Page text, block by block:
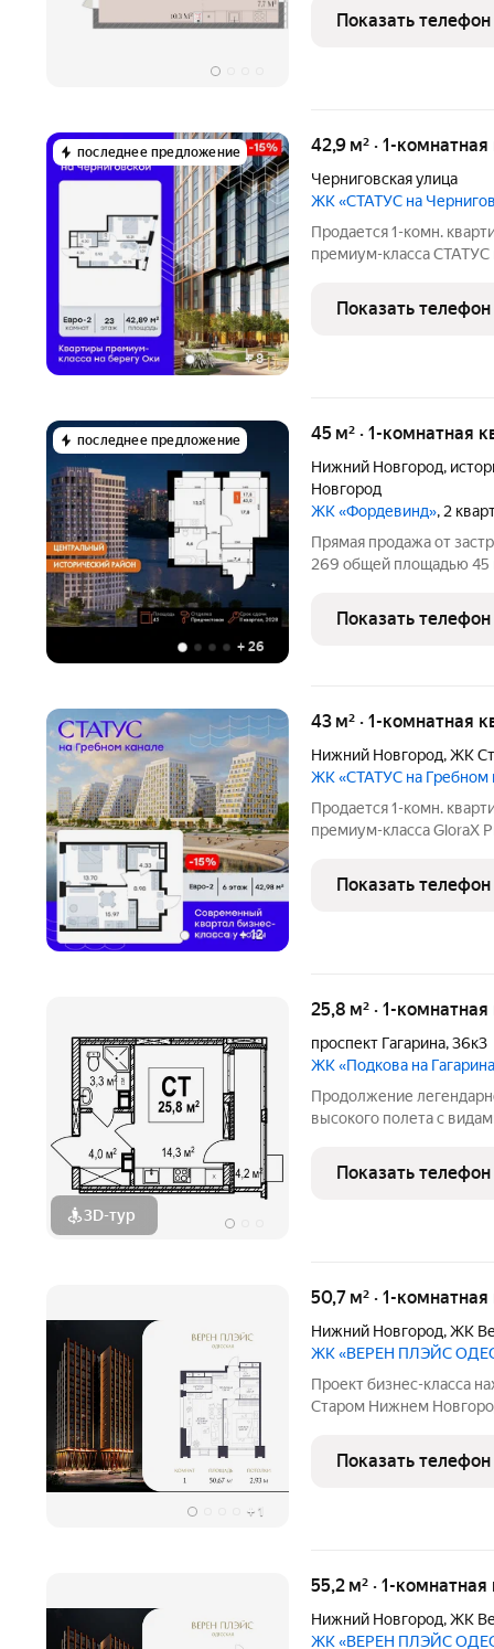
Новгорода, чья история
формирование
Показать телефон
последнее предложение
+8
42,9 м² · 1-
Черниговская улица
ЖК «СТАТУС на
Продается 1-комн.
премиум-класса СТАТУС
и 16,68 кв. м под
Показать телефон
последнее предложение
+ 26
45 м² · 1-комнатная
Нижний Новгород,
Новгород
ЖК «Фордевинд», 2
Прямая продажа от
269 общей площадью 45
пространства для
освещение для
Показать телефон
+12
43 м² · 1-комнатная
Нижний Новгород,ЖК
ЖК «СТАТУС на Гребном
Продается 1-комн.
премиум-класса GloraX
жилую и 15,98 кв. м под
Показать телефон
3D-тур
25,8 м² · 1-
проспект Гагарина,36к3
ЖК «Подкова на
Продолжение
высокого полета с
им. Н.И. Лобачевского.
лыжные
Показать телефон
+ 1
50,7 м² · 1-
Нижний Новгород,ЖК
ЖК «ВЕРЕН ПЛЭЙС
Проект бизнес-класса
Старом Нижнем
VEREN GROUP. Он
Новгорода одного
Показать телефон
55,2 м² · 1-
Нижний Новгород,ЖК
ЖК «ВЕРЕН ПЛЭЙС